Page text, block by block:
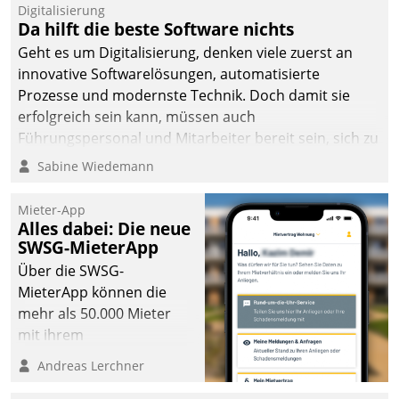
Digitalisierung
Da hilft die beste Software nichts
Geht es um Digitalisierung, denken viele zuerst an
innovative Softwarelösungen, automatisierte
Prozesse und modernste Technik. Doch damit sie
erfolgreich sein kann, müssen auch
Führungspersonal und Mitarbeiter bereit sein, sich zu
verändern und anzupassen, sonst werden sie an ihr
Sabine Wiedemann
Mieter-App
Alles dabei: Die neue
SWSG-MieterApp
Über die SWSG-
MieterApp können die
mehr als 50.000 Mieter
mit ihrem
Wohnungsunternehmen
kommunizieren, auf dem
Andreas Lerchner